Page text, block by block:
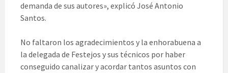
demanda de sus autores», explicó José Antonio
Santos.
No faltaron los agradecimientos y la enhorabuena a
la delegada de Festejos y sus técnicos por haber
conseguido canalizar y acordar tantos asuntos con